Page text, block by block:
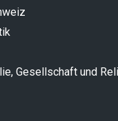
Gesellschaft und